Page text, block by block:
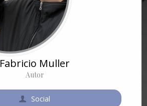
Fabricio Muller
Autor
Social